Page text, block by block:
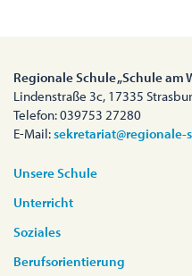
Unsere Schule
Unterricht
Soziales
Berufsorientierung
Regionale Schule „Schule am
Lindenstraße 3c, 17335
Telefon: 039753 27280
E-Mail: